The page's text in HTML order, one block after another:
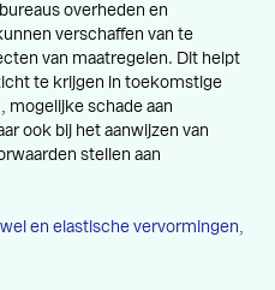
overheden en
verschaffen van te
van maatregelen. Dit helpt
te krijgen in toekomstige
mogelijke schade aan
ook bij het aanwijzen van
stellen aan
en elastische vervormingen,